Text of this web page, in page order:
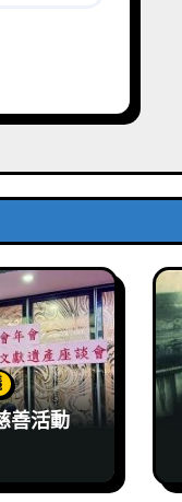
善活動